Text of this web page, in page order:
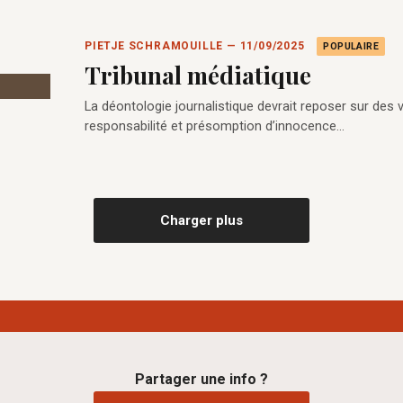
PIETJE SCHRAMOUILLE — 11/09/2025 POPULAIRE
Tribunal médiatique
La déontologie journalistique devrait reposer sur des
responsabilité et présomption d’innocence…
Charger plus
Partager une info ?